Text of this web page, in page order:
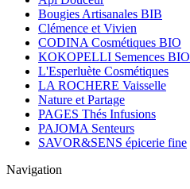
Bougies Artisanales BIB
Clémence et Vivien
CODINA Cosmétiques BIO
KOKOPELLI Semences BIO
L'Esperluète Cosmétiques
LA ROCHERE Vaisselle
Nature et Partage
PAGES Thés Infusions
PAJOMA Senteurs
SAVOR&SENS épicerie fine
Navigation